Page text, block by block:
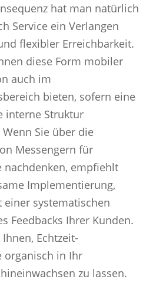
hat man natürlich
Service ein Verlangen
flexibler Erreichbarkeit.
diese Form mobiler
auch im
bieten, sofern eine
interne Struktur
Sie über die
Messengern für
nachdenken, empfiehlt
Implementierung,
systematischen
Feedbacks Ihrer Kunden.
Echtzeit-
organisch in Ihr
zu lassen.